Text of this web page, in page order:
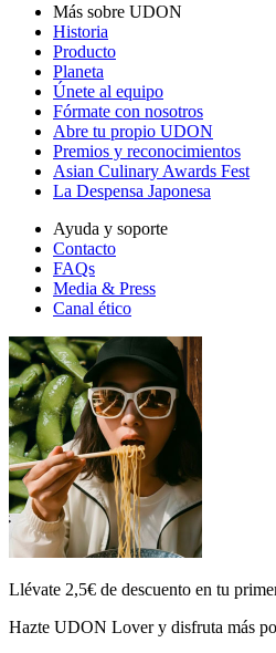
Más sobre UDON
Historia
Producto
Planeta
Únete al equipo
Fórmate con nosotros
Abre tu propio UDON
Premios y reconocimientos
Asian Culinary Awards Fest
La Despensa Japonesa
Ayuda y soporte
Contacto
FAQs
Media & Press
Canal ético
Llévate 2,5€ de descuento en tu
Hazte UDON Lover y disfruta más